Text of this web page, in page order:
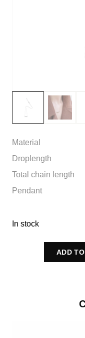
Material
Droplength
Total chain length
Pendant
In stock
ADD